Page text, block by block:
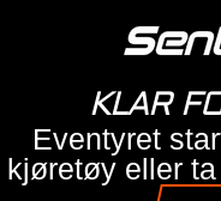
KLAR
Eventyret
kjøretøy eller